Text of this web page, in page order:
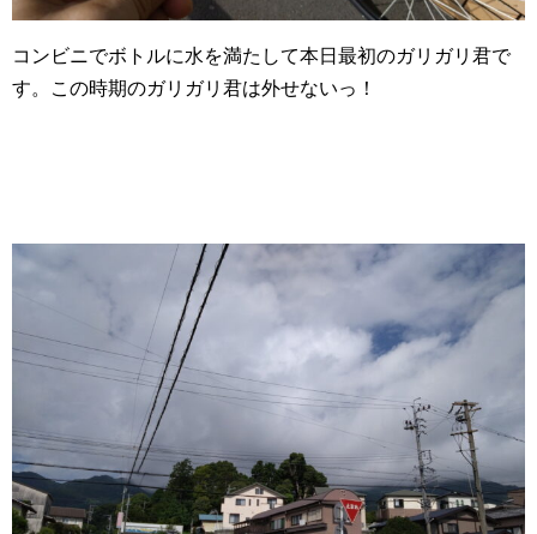
コンビニでボトルに水を満たして本日最初のガリガリ君で
す。この時期のガリガリ君は外せないっ！